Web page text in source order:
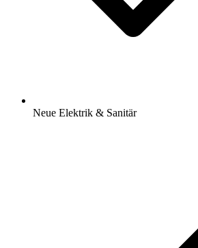
Neue Elektrik & Sanitär